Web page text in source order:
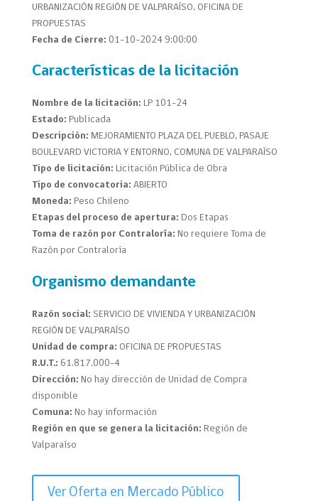
URBANIZACIÓN REGIÓN DE VALPARAÍSO, OFICINA DE
PROPUESTAS
Fecha de Cierre: 01-10-2024 9:00:00
Características de la licitación
Nombre de la licitación: LP 101-24
Estado: Publicada
Descripción: MEJORAMIENTO PLAZA DEL PUEBLO, PASAJE
BOULEVARD VICTORIA Y ENTORNO, COMUNA DE VALPARAÍSO
Tipo de licitación: Licitación Pública de Obra
Tipo de convocatoria: ABIERTO
Moneda: Peso Chileno
Etapas del proceso de apertura: Dos Etapas
Toma de razón por Contraloría: No requiere Toma de
Razón por Contraloría
Organismo demandante
Razón social: SERVICIO DE VIVIENDA Y URBANIZACIÓN
REGIÓN DE VALPARAÍSO
Unidad de compra: OFICINA DE PROPUESTAS
R.U.T.: 61.817.000-4
Dirección: No hay dirección de Unidad de Compra
disponible
Comuna: No hay información
Región en que se genera la licitación: Región de
Valparaíso
Ver Oferta en Mercado Público